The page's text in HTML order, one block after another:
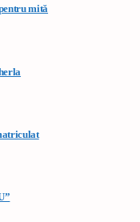
mită